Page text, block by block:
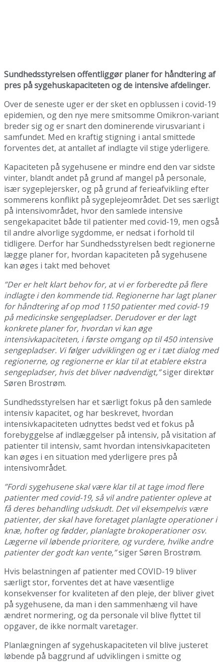
Sundhedsstyrelsen offentliggør planer for håndtering af
pres på sygehuskapaciteten og de intensive afdelinger.
Over de seneste uger er der sket en opblussen i covid-19
epidemien, og den nye mere smitsomme Omikron-variant
breder sig og er snart den dominerende virusvariant i
samfundet. Med en kraftig stigning i antal smittede
forventes det, at antallet af indlagte vil stige yderligere.
Kapaciteten på sygehusene er mindre end den var sidste
vinter, blandt andet på grund af mangel på personale,
især sygeplejersker, og på grund af ferieafvikling efter
sommerens konflikt på sygeplejeområdet. Det ses særligt
på intensivområdet, hvor den samlede intensive
sengekapacitet både til patienter med covid-19, men også
til andre alvorlige sygdomme, er nedsat i forhold til
tidligere. Derfor har Sundhedsstyrelsen bedt regionerne
lægge planer for, hvordan kapaciteten på sygehusene
kan øges i takt med behovet
”Der er helt klart behov for, at vi er forberedte på flere
indlagte i den kommende tid. Regionerne har lagt planer
for håndtering af op mod 1150 patienter med covid-19
på medicinske sengepladser. Derudover er der lagt
konkrete planer for, hvordan vi kan øge
intensivkapaciteten, i første omgang op til 450 intensive
sengepladser. Vi følger udviklingen og er i tæt dialog med
regionerne, og regionerne er klar til at etablere ekstra
sengepladser, hvis det bliver nødvendigt,”siger direktør
Søren Brostrøm.
Sundhedsstyrelsen har et særligt fokus på den samlede
intensiv kapacitet, og har beskrevet, hvordan
intensivkapaciteten udnyttes bedst ved et fokus på
forebyggelse af indlæggelser på intensiv, på visitation af
patienter til intensiv, samt hvordan intensivkapaciteten
kan øges i en situation med yderligere pres på
intensivområdet.
”Fordi sygehusene skal være klar til at tage imod flere
patienter med covid-19, så vil andre patienter opleve at
få deres behandling udskudt. Det vil eksempelvis være
patienter, der skal have foretaget planlagte operationer i
knæ, hofter og fødder, planlagte brokoperationer osv.
Lægerne vil løbende prioritere, og vurdere, hvilke andre
patienter der godt kan vente,”siger Søren Brostrøm.
Hvis belastningen af patienter med COVID-19 bliver
særligt stor, forventes det at have væsentlige
konsekvenser for kvaliteten af den pleje, der bliver givet
på sygehusene, da man i den sammenhæng vil have
ændret normering, og da personale vil blive flyttet til
opgaver, de ikke normalt varetager.
Planlægningen af sygehuskapaciteten vil blive justeret
løbende på baggrund af udviklingen i smitte og